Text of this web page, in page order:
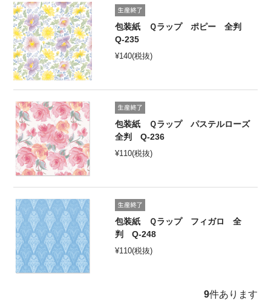
包装紙 Ｑラップ ポピー 全判
Q-235
¥140(税抜)
包装紙 Ｑラップ パステルローズ
全判 Q-236
¥110(税抜)
包装紙 Ｑラップ フィガロ 全
判 Q-248
¥110(税抜)
9件あります